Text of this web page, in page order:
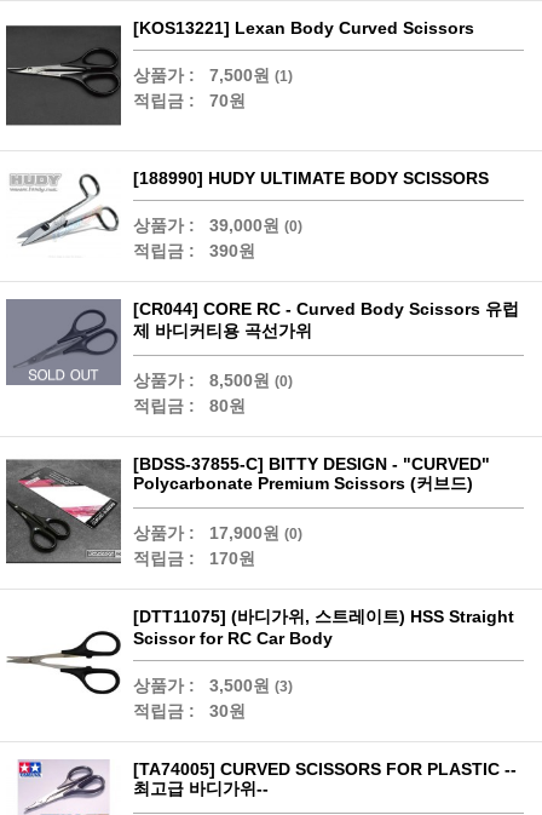
[KOS13221] Lexan Body Curved Scissors
상품가 : 7,500원 (1)
적립금 : 70원
[188990] HUDY ULTIMATE BODY SCISSORS
상품가 : 39,000원 (0)
적립금 : 390원
[CR044] CORE RC - Curved Body Scissors 유럽
제 바디커티용 곡선가위
상품가 : 8,500원 (0)
적립금 : 80원
[BDSS-37855-C] BITTY DESIGN - "CURVED"
Polycarbonate Premium Scissors (커브드)
상품가 : 17,900원 (0)
적립금 : 170원
[DTT11075] (바디가위, 스트레이트) HSS Straight
Scissor for RC Car Body
상품가 : 3,500원 (3)
적립금 : 30원
[TA74005] CURVED SCISSORS FOR PLASTIC --
최고급 바디가위--